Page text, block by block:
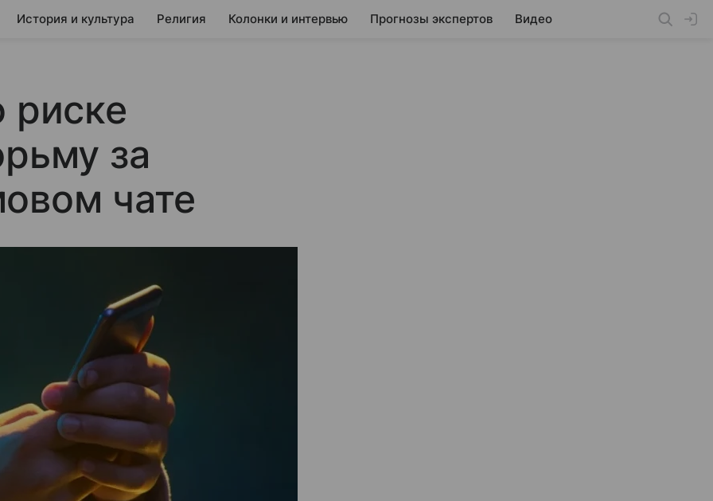
История и культура Религия Колонки и интервью Прогнозы экспертов Видео
риске
за
чате